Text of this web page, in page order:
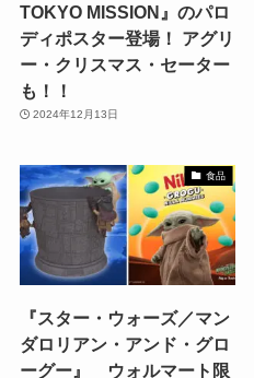
TOKYO MISSION』のパロ
ディポスター登場！ アグリ
ー・クリスマス・セーター
も！！
2024年12月13日
食品
『スター・ウォーズ／マン
ダロリアン・アンド・グロ
ーグー』 ウォルマート限